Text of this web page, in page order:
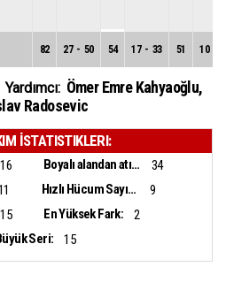
82 27 - 50 54 17 - 33 51 10
Yardımcı: Ömer Emre Kahyaoğlu,
Radosevic
İSTATISTIKLERI:
16 Boyalı alandan atılan sayı:
34
Hızlı Hücum Sayısı:
9
15 En Yüksek Fark:
2
Seri:
15